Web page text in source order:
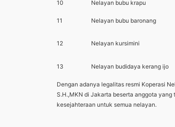
10 Nelayan bubu krapu
11 Nelayan bubu baronang
12 Nelayan kursimini
13 Nelayan budidaya kerang ijo
Dengan adanya legalitas resmi Koperasi
S.H.,MKN di Jakarta beserta anggota
kesejahteraan untuk semua nelayan.